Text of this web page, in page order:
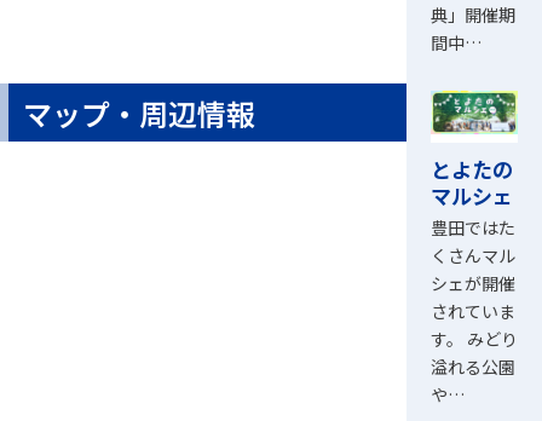
マップ・周辺情報
典」開催期
間中…
とよたの
マルシェ
豊田ではた
くさんマル
シェが開催
されていま
す。 みどり
溢れる公園
や…